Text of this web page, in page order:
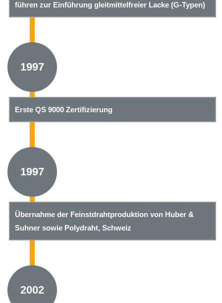
führen zur Einführung gleitmittelfreier Lacke (G-Typen)
1997
Erste QS 9000 Zertifizierung
1997
Übernahme der Feinstdrahtproduktion von Huber &
Suhner sowie Polydraht, Schweiz
2002